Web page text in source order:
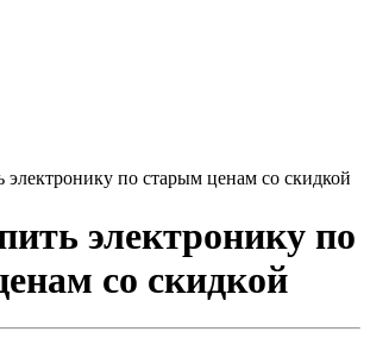
электронику по старым ценам со скидкой
электронику по
со скидкой